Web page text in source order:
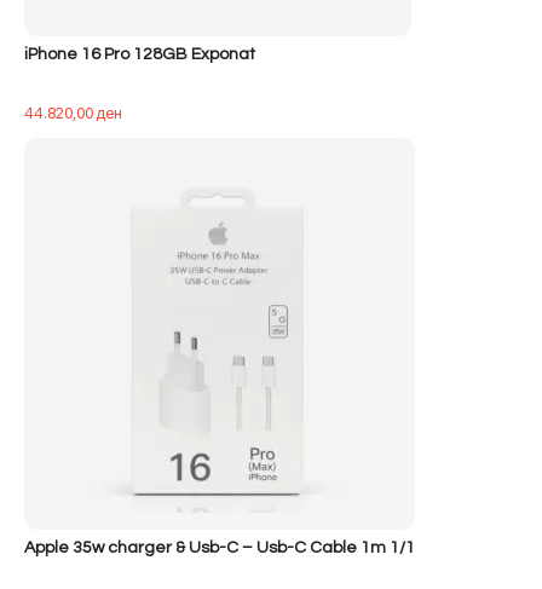
iPhone 16 Pro 128GB Exponat
44.820,00ден
Apple 35w charger & Usb-C – Usb-C Cable 1m 1/1